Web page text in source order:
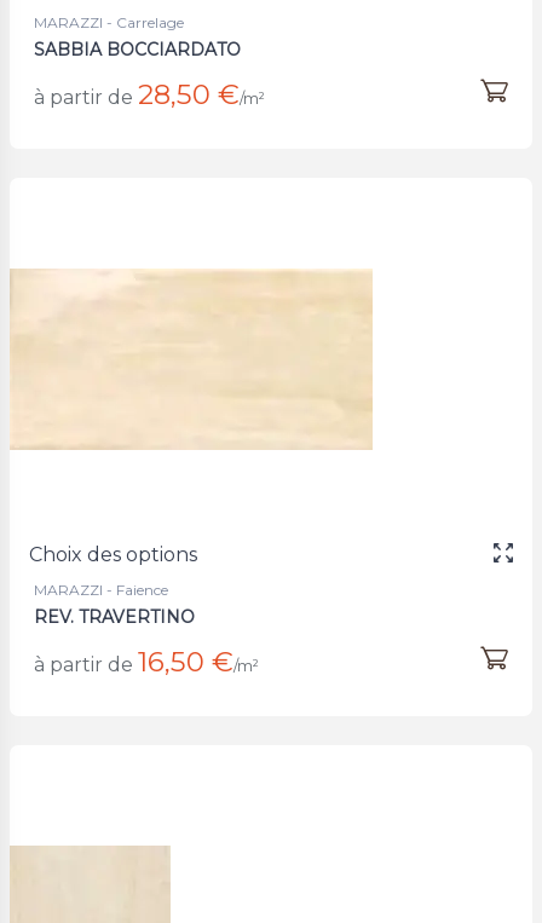
MARAZZI - Carrelage
SABBIA BOCCIARDATO
à partir de 28,50 €/m²
Choix des options
MARAZZI - Faience
REV. TRAVERTINO
à partir de 16,50 €/m²